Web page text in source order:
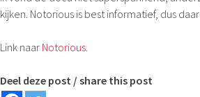
kijken. Notorious is best informatief, dus
Link naar Notorious.
Deel deze post / share this post